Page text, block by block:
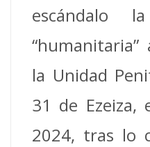
escándalo
la Unidad
31 de
2024, tras lo